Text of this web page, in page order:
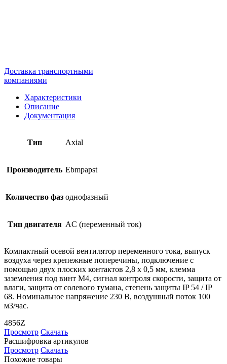
Доставка транспортными
компаниями
Характеристики
Описание
Документация
Тип Axial
Производитель Ebmpapst
Количество фаз однофазный
Тип двигателя AC (переменный ток)
Компактный осевой вентилятор переменного тока, выпуск
воздуха через крепежные поперечины, подключение с
помощью двух плоских контактов 2,8 х 0,5 мм, клемма
заземления под винт М4, сигнал контроля скорости, защита от
влаги, защита от солевого тумана, степень защиты IP 54 / IP
68. Номинальное напряжение 230 В, воздушный поток 100
м3/час.
4856Z
Просмотр Скачать
Расшифровка артикулов
Просмотр Скачать
Похожие товары